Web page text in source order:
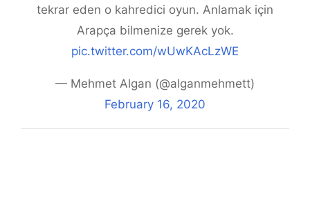
tekrar eden o kahredici oyun. Anlamak için
Arapça bilmenize gerek yok.
pic.twitter.com/wUwKAcLzWE
— Mehmet Algan (@alganmehmett)
February 16, 2020